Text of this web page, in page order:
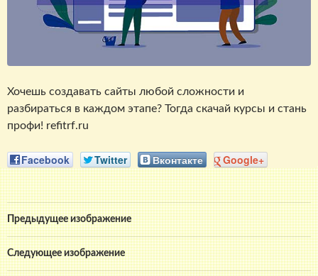
Хочешь создавать сайты любой сложности и
разбираться в каждом этапе? Тогда скачай курсы и стань
профи! refitrf.ru
Facebook Twitter Вконтакте Google+
Предыдущее изображение
Следующее изображение